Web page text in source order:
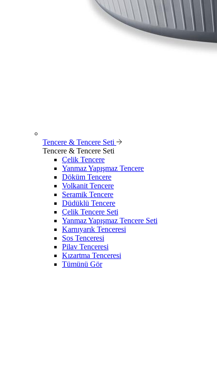
Tencere & Tencere Seti
Tencere & Tencere Seti
Çelik Tencere
Yanmaz Yapışmaz Tencere
Döküm Tencere
Volkanit Tencere
Seramik Tencere
Düdüklü Tencere
Çelik Tencere Seti
Yanmaz Yapışmaz Tencere Seti
Karnıyarık Tenceresi
Sos Tenceresi
Pilav Tenceresi
Kızartma Tenceresi
Tümünü Gör